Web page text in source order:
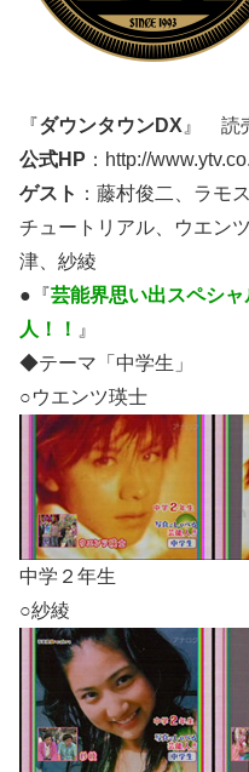
『ダウンタウンDX 』 読
公式HP ：http://
ゲスト ：藤村俊二、ラモ
チュートリアル、ウエン
津、紗綾
●『芸能界思い出スペシ
人！！ 』
◆テーマ「中学生」
○ウエンツ瑛士
中学２年生
○紗綾